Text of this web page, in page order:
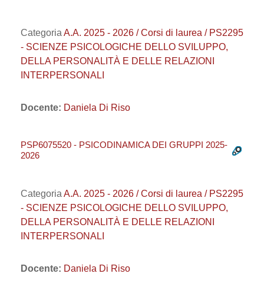
Categoria A.A. 2025 - 2026 / Corsi di laurea / PS2295
- SCIENZE PSICOLOGICHE DELLO SVILUPPO,
DELLA PERSONALITÀ E DELLE RELAZIONI
INTERPERSONALI
Docente: Daniela Di Riso
PSP6075520 - PSICODINAMICA DEI GRUPPI 2025-
2026
Categoria A.A. 2025 - 2026 / Corsi di laurea / PS2295
- SCIENZE PSICOLOGICHE DELLO SVILUPPO,
DELLA PERSONALITÀ E DELLE RELAZIONI
INTERPERSONALI
Docente: Daniela Di Riso